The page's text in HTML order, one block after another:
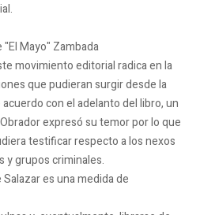
"El Mayo" Zambada
movimiento editorial radica en la
que pudieran surgir desde la
con el adelanto del libro, un
expresó su temor por lo que
testificar respecto a los nexos
y grupos criminales.
Salazar es una medida de